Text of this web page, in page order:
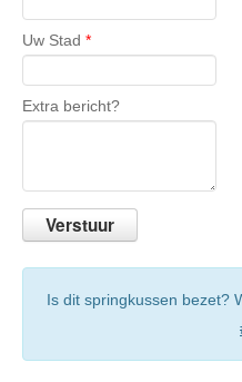
Uw Stad *
Extra bericht?
Is dit springkussen bezet?